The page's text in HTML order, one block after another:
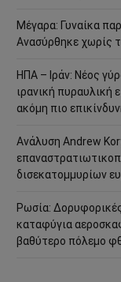
Μέγαρα: Γυναίκα
Ανασύρθηκε χωρίς
ΗΠΑ – Ιράν: Νέος
ιρανική πυραυλική
ακόμη πιο
Ανάλυση Andrew
δισεκατομμυρίων
Ρωσία:
καταφύγια
βαθύτερο πόλεμο